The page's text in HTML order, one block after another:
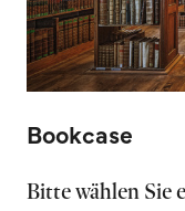
Bookcase
Bitte wählen Sie